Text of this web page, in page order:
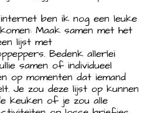
ben ik nog een leuke
Maak samen met het
lijst met
Bedenk allerlei
samen of individueel
op momenten dat iemand
Je zou deze lijst op kunnen
keuken of je zou alle